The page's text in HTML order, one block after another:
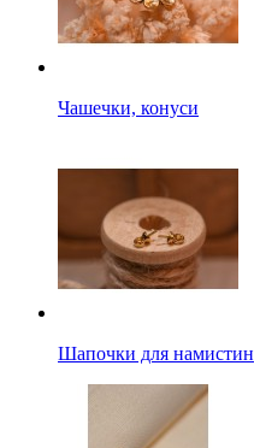
Чашечки, конуси
Шапочки для намистин